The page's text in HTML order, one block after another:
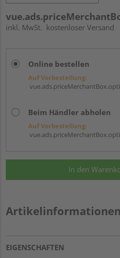
inkl. MwSt. kostenloser Versand
Online bestellen
Auf Vorbestellung:
Beim Händler abholen
Auf Vorbestellung:
In den
Artikelinformationen
EIGENSCHAFTEN